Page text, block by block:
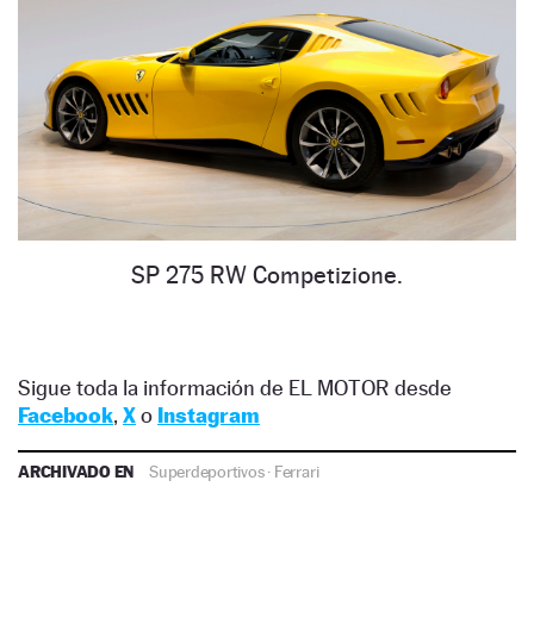
SP 275 RW Competizione.
Sigue toda la información de EL MOTOR desde
Facebook, Xo Instagram
ARCHIVADO EN Superdeportivos· Ferrari